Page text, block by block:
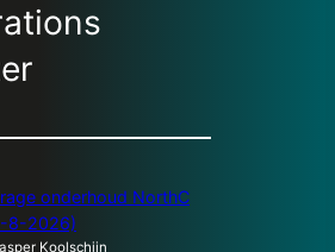
onderhoud NorthC
8-2026)
Koolschijn